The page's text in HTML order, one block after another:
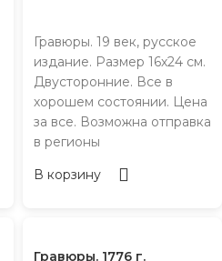
Гравюры. 19 век, русское
издание. Размер 16х24 см.
Двусторонние. Все в
хорошем состоянии. Цена
за все. Возможна отправка
в регионы
В корзину
Гравюры. 1776 г.